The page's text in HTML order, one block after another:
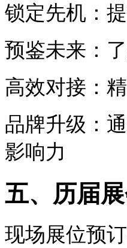
锁定先机：
预鉴未来：
高效对接：
品牌升级：
影响力
五、历届
现场展位预订